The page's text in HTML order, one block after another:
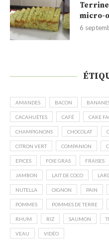
micro-
6
AMANDES BACON
CACAHUÈTES CAFÉ CAKE
CHAMPIGNONS CHOCOLAT
CITRON VERT COMPANION
EPICES FOIE GRAS FRAISES
JAMBON LAIT DE COCO
NUTELLA OIGNON PAIN
POMMES POMMES DE TERRE
RHUM RIZ SAUMON
VEAU VIDÉO